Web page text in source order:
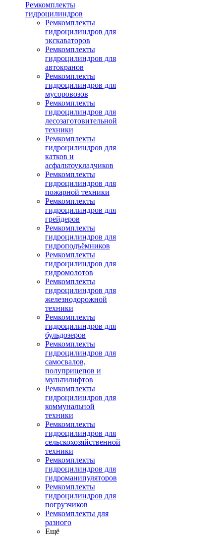
Ремкомплекты
гидроцилиндров
Ремкомплекты
гидроцилиндров для
экскаваторов
Ремкомплекты
гидроцилиндров для
автокранов
Ремкомплекты
гидроцилиндров для
мусоровозов
Ремкомплекты
гидроцилиндров для
лесозаготовительной
техники
Ремкомплекты
гидроцилиндров для
катков и
асфальтоукладчиков
Ремкомплекты
гидроцилиндров для
пожарной техники
Ремкомплекты
гидроцилиндров для
грейдеров
Ремкомплекты
гидроцилиндров для
гидроподъёмников
Ремкомплекты
гидроцилиндров для
гидромолотов
Ремкомплекты
гидроцилиндров для
железнодорожной
техники
Ремкомплекты
гидроцилиндров для
бульдозеров
Ремкомплекты
гидроцилиндров для
самосвалов,
полуприцепов и
мультилифтов
Ремкомплекты
гидроцилиндров для
коммунальной
техники
Ремкомплекты
гидроцилиндров для
сельскохозяйственной
техники
Ремкомплекты
гидроцилиндров для
гидроманипуляторов
Ремкомплекты
гидроцилиндров для
погрузчиков
Ремкомплекты для
разного
Ещё